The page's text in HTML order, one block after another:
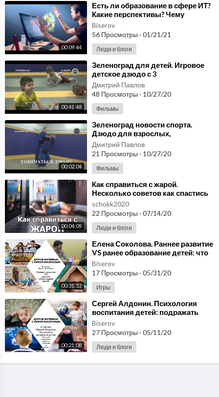
00:09:44
⁣Есть ли образование в сфере ИТ?
Какие перспективы? Чему
учиться и учить детей?
Biserov
56 Просмотры · 01/21/21
Люди и блоги
00:41:48
⁣Зеленоград для детей. Игровое
детское дзюдо с 3
лет.2015kallista.com
Дмитрий Павлов
48 Просмотры · 10/27/20
Фильмы
00:02:04
⁣Зеленоград новости спорта.
Дзюдо для взрослых,
подростков,студентов,детей
2015kallista.com
Дмитрий Павлов
21 Просмотры · 10/27/20
Фильмы
00:04:09
⁣Как справиться с жарой.
Несколько советов как спастись
от жары.
schokk2020
22 Просмотры · 07/14/20
Люди и блоги
00:31:52
⁣Елена Соколова. Раннее развитие
VS ранее образование детей: что
нужно, а что вредно
Biserov
17 Просмотры · 05/31/20
Игры
00:21:08
⁣Сергей Алдонин. Психология
воспитания детей: подражать
родителю, телевизору или улице?
Biserov
27 Просмотры · 05/11/20
Люди и блоги